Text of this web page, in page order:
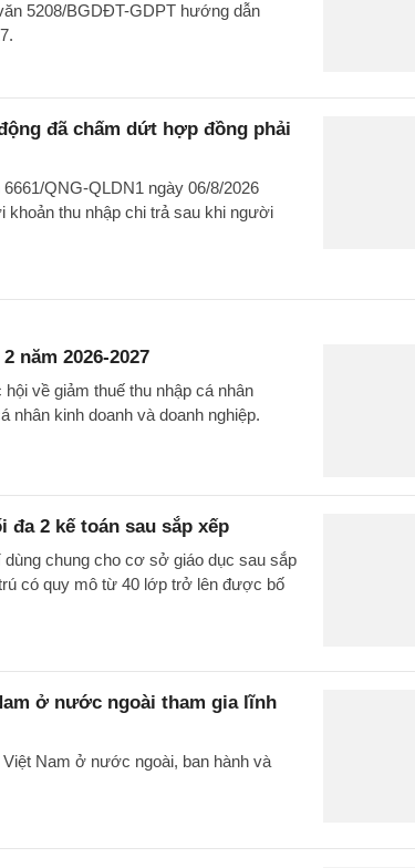
5208/BGDĐT-GDPT hướng dẫn
đã chấm dứt hợp đồng phải
QNG-QLDN1 ngày 06/8/2026
khoản thu nhập chi trả sau khi người
năm 2026-2027
về giảm thuế thu nhập cá nhân
nhân kinh doanh và doanh nghiệp.
2 kế toán sau sắp xếp
chung cho cơ sở giáo dục sau sắp
có quy mô từ 40 lớp trở lên được bố
ở nước ngoài tham gia lĩnh
Nam ở nước ngoài, ban hành và